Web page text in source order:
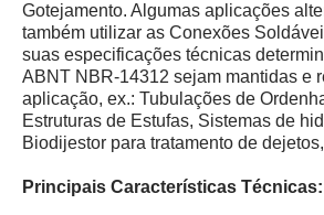
Gotejamento. Algumas aplicações
também utilizar as Conexões
suas especificações técnicas
ABNT NBR-14312 sejam mantidas e
aplicação, ex.: Tubulações de
Estruturas de Estufas, Sistemas de
Biodijestor para tratamento de
Principais Características Técnicas: